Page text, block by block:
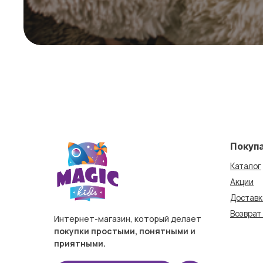
Интернет-магазин, который делает
покупки простыми, понятными и
приятными.
Акции
Каталог